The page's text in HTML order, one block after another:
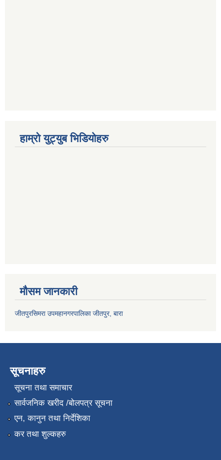
हाम्रो युट्युब भिडियोहरु
मौसम जानकारी
जीतपुरसिमरा उपमहानगरपालिका जीतपुर, बारा
सूचनाहरु
सूचना तथा समाचार
सार्वजनिक खरीद /बोलपत्र सूचना
एन, कानुन तथा निर्देशिका
कर तथा शुल्कहरु